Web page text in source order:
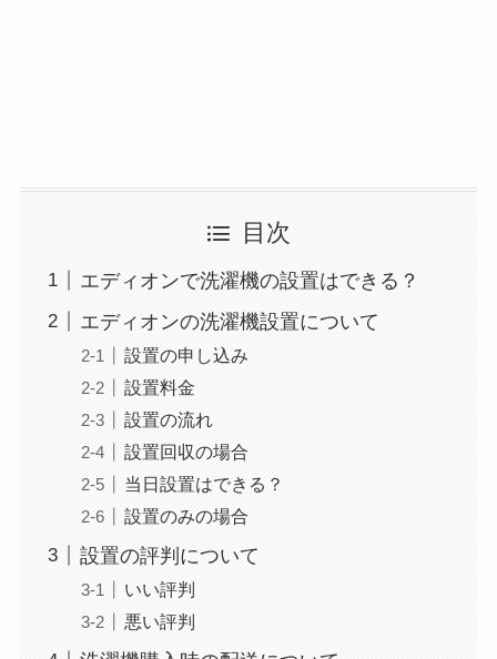
目次
エディオンで洗濯機の設置はできる？
エディオンの洗濯機設置について
設置の申し込み
設置料金
設置の流れ
設置回収の場合
当日設置はできる？
設置のみの場合
設置の評判について
いい評判
悪い評判